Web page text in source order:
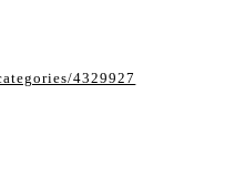
4329927